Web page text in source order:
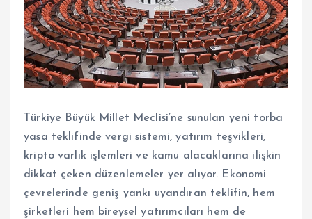
Türkiye Büyük Millet Meclisi’ne sunulan yeni torba
yasa teklifinde vergi sistemi, yatırım teşvikleri,
kripto varlık işlemleri ve kamu alacaklarına ilişkin
dikkat çeken düzenlemeler yer alıyor. Ekonomi
çevrelerinde geniş yankı uyandıran teklifin, hem
şirketleri hem bireysel yatırımcıları hem de